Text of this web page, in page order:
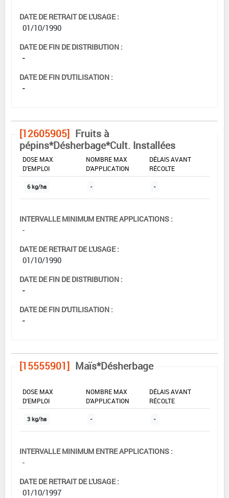
DATE DE RETRAIT DE L'USAGE :
01/10/1990
DATE DE FIN DE DISTRIBUTION :
-
DATE DE FIN D'UTILISATION :
-
[12605905] Fruits à
pépins*Désherbage*Cult. Installées
DOSE MAX
D'EMPLOI
NOMBRE MAX
D'APPLICATION
DÉLAIS AVANT
RÉCOLTE
6 kg/ha - -
INTERVALLE MINIMUM ENTRE APPLICATIONS :
-
DATE DE RETRAIT DE L'USAGE :
01/10/1990
DATE DE FIN DE DISTRIBUTION :
-
DATE DE FIN D'UTILISATION :
-
[15555901] Maïs*Désherbage
DOSE MAX
D'EMPLOI
NOMBRE MAX
D'APPLICATION
DÉLAIS AVANT
RÉCOLTE
3 kg/ha - -
INTERVALLE MINIMUM ENTRE APPLICATIONS :
-
DATE DE RETRAIT DE L'USAGE :
01/10/1997